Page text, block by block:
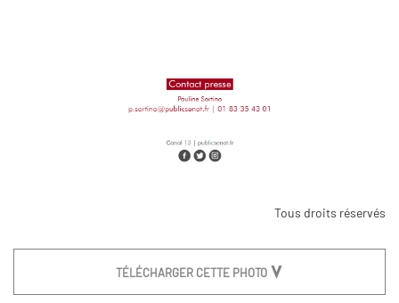
Tous droits réservés
TÉLÉCHARGER CETTE PHOTO